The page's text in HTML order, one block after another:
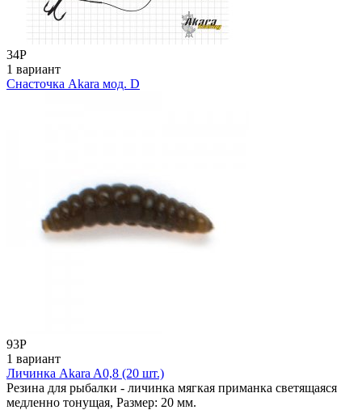
34Р
1 вариант
Снасточка Akara мод. D
93Р
1 вариант
Личинка Akara A0,8 (20 шт.)
Резина для рыбалки - личинка мягкая приманка светящаяся
медленно тонущая, Размер: 20 мм.